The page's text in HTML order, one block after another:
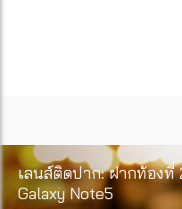
เลนส์ติดปาก: ฝากท้องที่
Galaxy Note5